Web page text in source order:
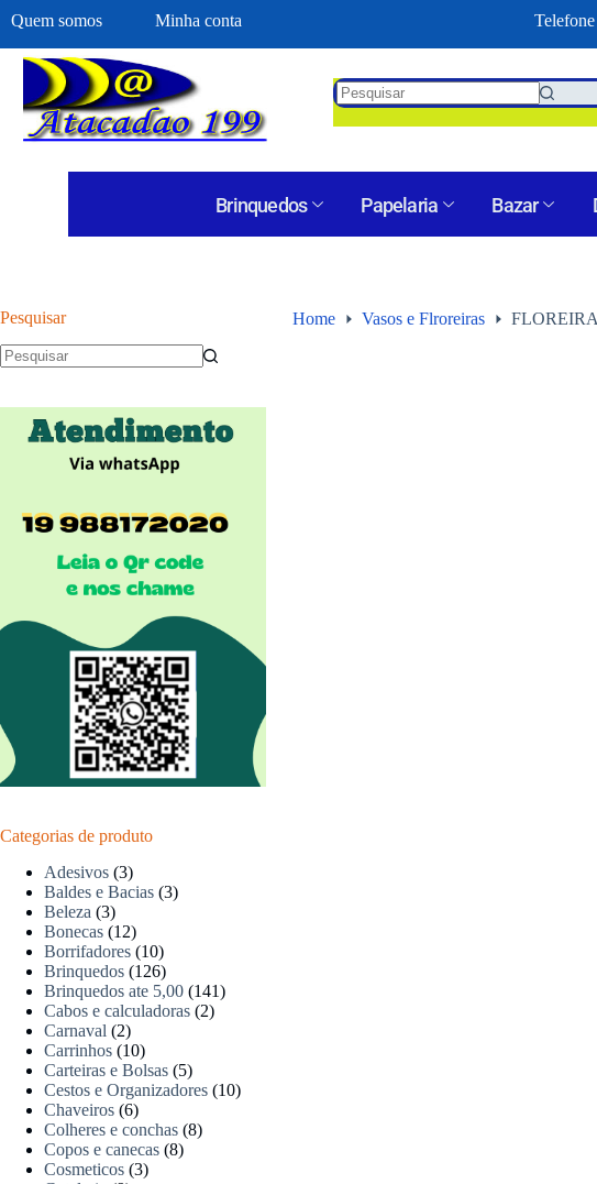
Quem somos Minha conta Telefone
Brinquedos Papelaria Bazar
Home Vasos e Flroreiras
Pesquisar
Categorias de produto
Adesivos (3)
Baldes e Bacias (3)
Beleza (3)
Bonecas (12)
Borrifadores (10)
Brinquedos (126)
Brinquedos ate 5,00 (141)
Cabos e calculadoras (2)
Carnaval (2)
Carrinhos (10)
Carteiras e Bolsas (5)
Cestos e Organizadores (10)
Chaveiros (6)
Colheres e conchas (8)
Copos e canecas (8)
Cosmeticos (3)